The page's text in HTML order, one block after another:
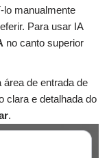
lo manualmente
Para usar IA
no canto superior
área de entrada de
clara e detalhada do
.